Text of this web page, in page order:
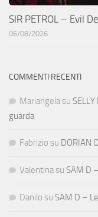
SIR PETROL – Evil
06/08/2026
COMMENTI RECENTI
Mariangela su
guarda
Fabrizio su DORIAN
Valentina su SAM D
Danilo su SAM D –